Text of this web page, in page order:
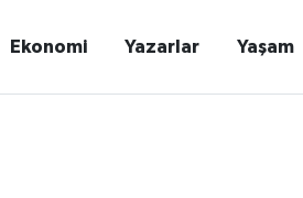
Ekonomi Yazarlar Yaşam